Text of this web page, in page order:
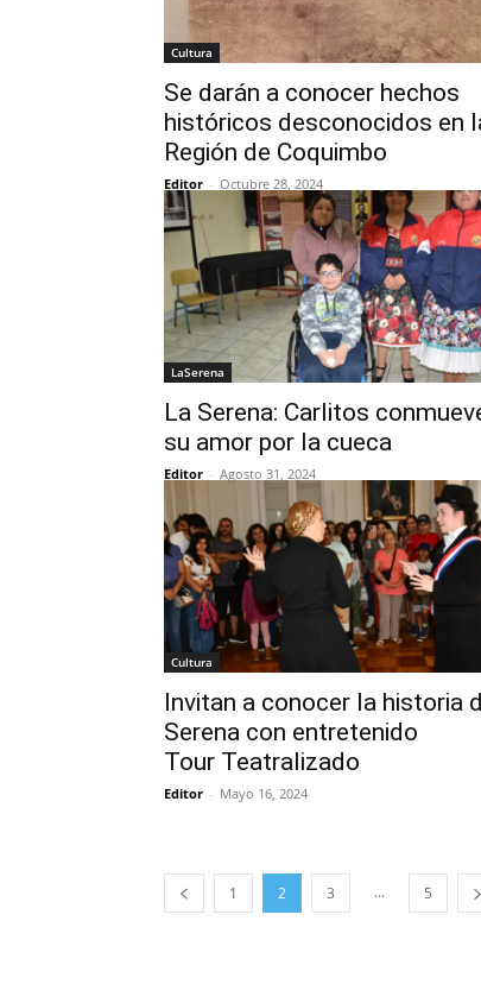
Cultura
Se darán a conocer hechos
históricos desconocidos en
Región de Coquimbo
Editor - Octubre 28, 2024
LaSerena
La Serena: Carlitos
su amor por la cueca
Editor - Agosto 31, 2024
Cultura
Invitan a conocer la historia
Serena con entretenido
Tour Teatralizado
Editor - Mayo 16, 2024
1 2 3 ... 5